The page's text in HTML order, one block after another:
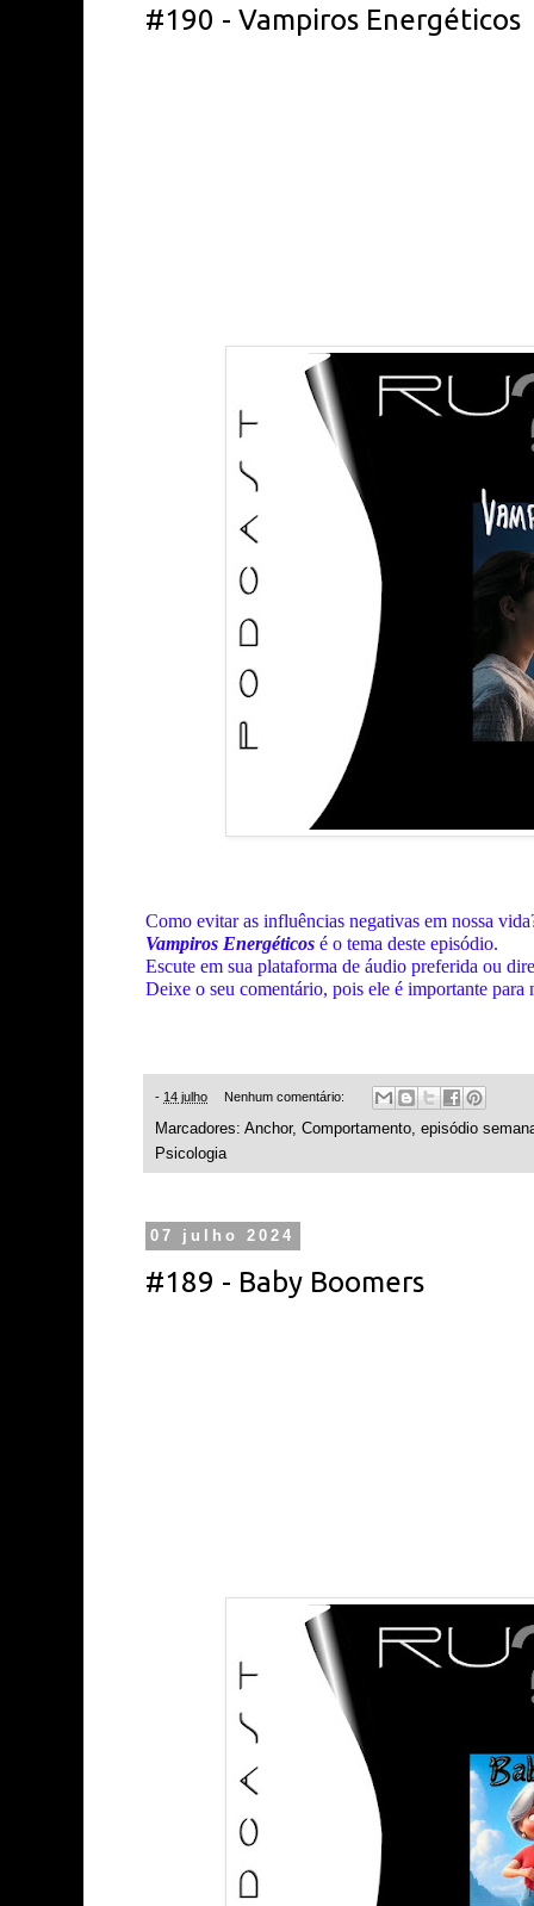
#190 - Vampiros Energéticos
Como evitar as influências negativas em nossa
Vampiros Energéticos é o tema deste episódio.
Escute em sua plataforma de áudio preferida ou
Deixe o seu comentário, pois ele é importante para
- 14 julho Nenhum comentário:
Marcadores: Anchor, Comportamento, episódio
Psicologia
07 julho 2024
#189 - Baby Boomers